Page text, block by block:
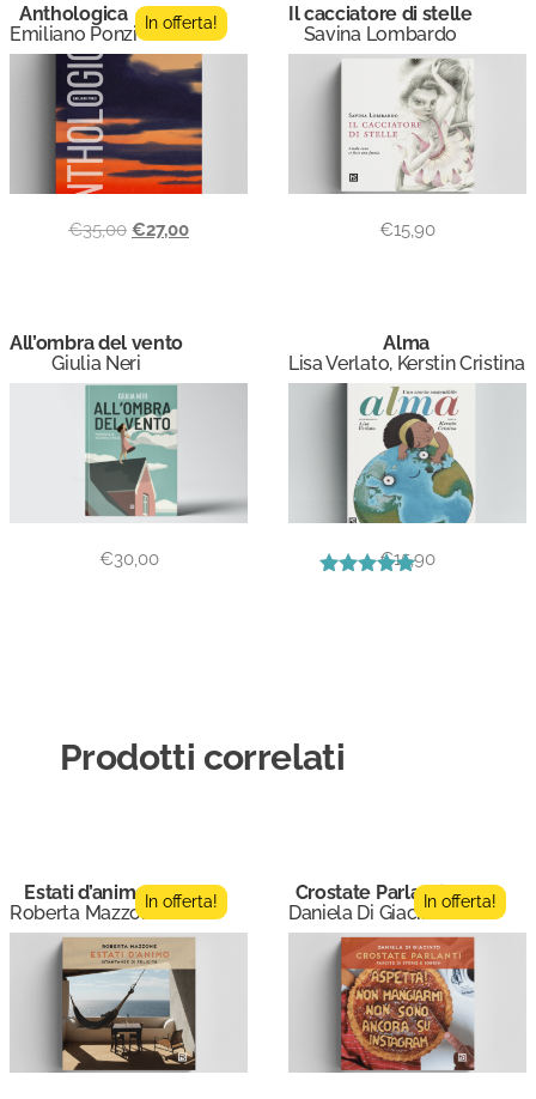
Anthologica
Emiliano Ponzi In offerta!
€35,00 €27,00
Il cacciatore di stelle
Savina Lombardo
€15,90
All’ombra del vento
Giulia Neri
€30,00
Alma
Lisa Verlato, Kerstin Cristina
€15,90
Prodotti correlati
Estati d’animo
Roberta MazzoneIn offerta!
Crostate Parlanti
Daniela Di GiacintoIn offerta!